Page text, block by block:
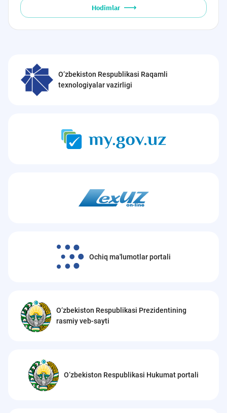
Hodimlar
O‘zbekiston Respublikasi Raqamli
texnologiyalar vazirligi
Ochiq ma'lumotlar portali
O‘zbekiston Respublikasi Prezidentining
rasmiy veb-sayti
O‘zbekiston Respublikasi Hukumat portali